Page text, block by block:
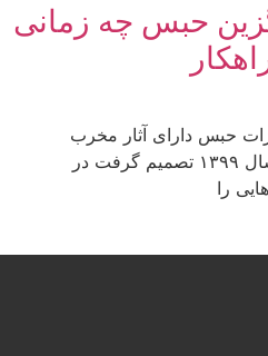
حبس چه زمانی
حبس دارای آثار مخرب
فراوانی است، قانون‌گذار در سال ۱۳۹۹ تصمیم گرفت در
را